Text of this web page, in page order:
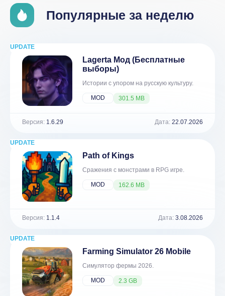
Популярные за неделю
Lagerta Мод (Бесплатные
выборы)
Истории с упором на русскую культуру.
MOD 301.5 MB
UPDATE
NEW
Версия: 1.6.29 Дата: 22.07.2026
Path of Kings
Сражения с монстрами в RPG игре.
MOD 162.6 MB
UPDATE
NEW
Версия: 1.1.4 Дата: 3.08.2026
Farming Simulator 26 Mobile
Симулятор фермы 2026.
MOD 2.3 GB
UPDATE
NEW